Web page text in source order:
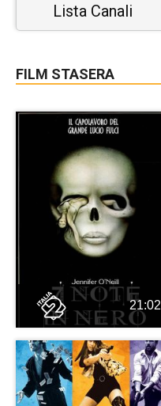
Lista Canali
FILM STASERA
21:02